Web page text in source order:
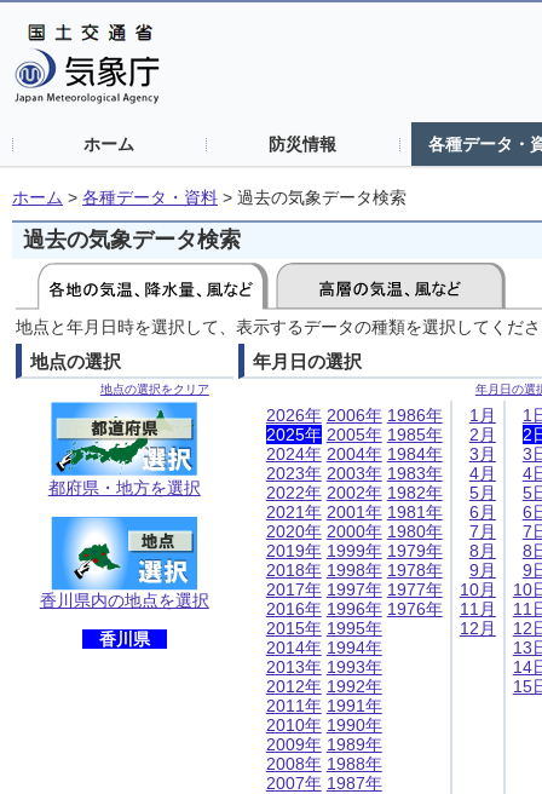
ホーム 防災情報 各種データ・
ホーム > 各種データ・資料 > 過去の気象データ検索
過去の気象データ検索
地点と年月日時を選択して、表示するデータの種類を選択してくだ
地点の選択
地点の選択をクリア
都府県・地方を選択
香川県内の地点を選択
香川県
年月日の選択
年月日の選
2026年
2025年
2024年
2023年
2022年
2021年
2020年
2019年
2018年
2017年
2016年
2015年
2014年
2013年
2012年
2011年
2010年
2009年
2008年
2007年
2006年
2005年
2004年
2003年
2002年
2001年
2000年
1999年
1998年
1997年
1996年
1995年
1994年
1993年
1992年
1991年
1990年
1989年
1988年
1987年
1986年
1985年
1984年
1983年
1982年
1981年
1980年
1979年
1978年
1977年
1976年
1月
2月
3月
4月
5月
6月
7月
8月
9月
10月
11月
12月
1
2
3
4
5
6
7
8
9
10
11
12
13
14
15